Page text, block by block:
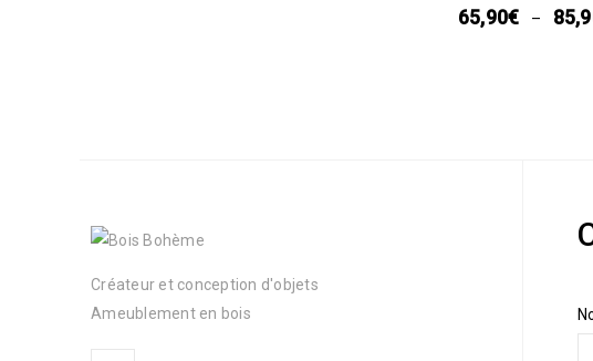
65,90€ –
Créateur et conception d'objets
Ameublement en bois